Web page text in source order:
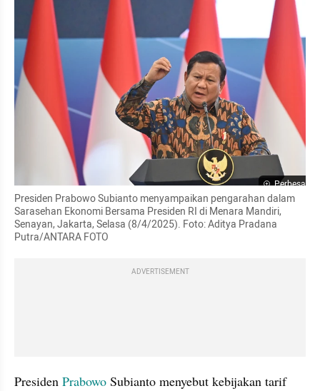
Perbesar
Presiden Prabowo Subianto menyampaikan pengarahan dalam
Sarasehan Ekonomi Bersama Presiden RI di Menara Mandiri,
Senayan, Jakarta, Selasa (8/4/2025). Foto: Aditya Pradana
Putra/ANTARA FOTO
ADVERTISEMENT
Presiden Prabowo Subianto menyebut kebijakan tarif